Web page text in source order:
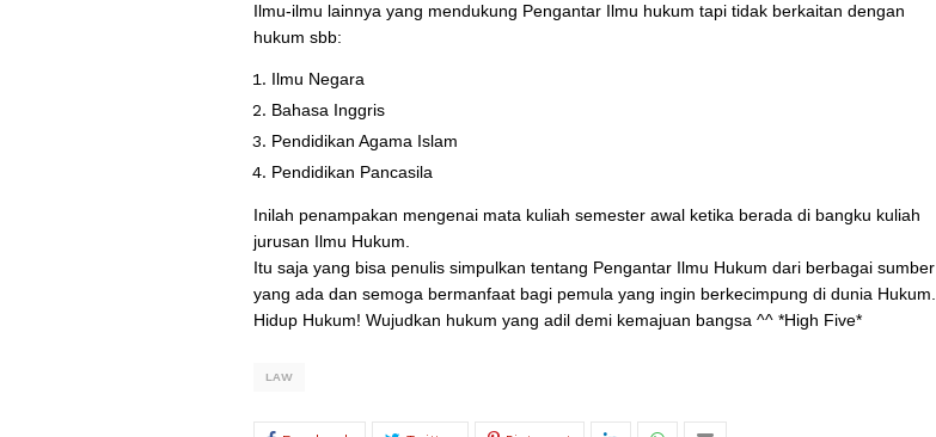
Ilmu-ilmu lainnya yang mendukung Pengantar Ilmu hukum tapi tidak berkaitan dengan
hukum sbb:
Ilmu Negara
Bahasa Inggris
Pendidikan Agama Islam
Pendidikan Pancasila
Inilah penampakan mengenai mata kuliah semester awal ketika berada di bangku kuliah
jurusan Ilmu Hukum.
Itu saja yang bisa penulis simpulkan tentang Pengantar Ilmu Hukum dari berbagai sumber
yang ada dan semoga bermanfaat bagi pemula yang ingin berkecimpung di dunia Hukum.
Hidup Hukum! Wujudkan hukum yang adil demi kemajuan bangsa ^^ *High Five*
LAW